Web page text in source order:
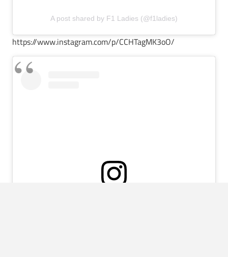
A post shared by F1 Ladies (@f1ladies)
https://www.instagram.com/p/CCHTagMK3oO/